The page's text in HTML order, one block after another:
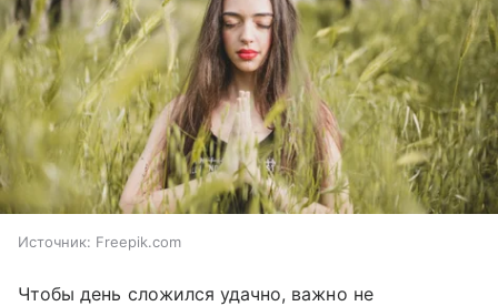
Источник: Freepik.com
Чтобы день сложился удачно, важно не